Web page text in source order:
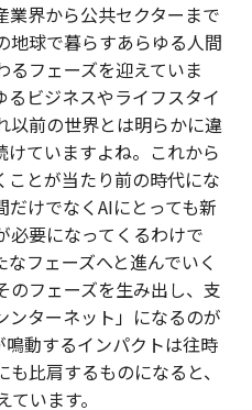
業界から公共セクターまで
球で暮らすあらゆる人間
るフェーズを迎えていま
ビジネスやライフスタイ
以前の世界とは明らかに違
けていますよね。これから
とが当たり前の時代にな
だけでなくAIにとっても新
必要になってくるわけで
フェーズへと進んでいく
のフェーズを生み出し、支
ンターネット」になるのが
動するインパクトは往時
比肩するものになると、
います。